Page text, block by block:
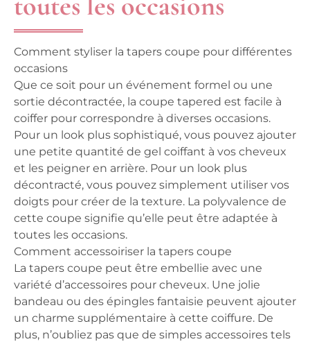
Comment styliser la tapers coupe pour différentes
occasions
Que ce soit pour un événement formel ou une
sortie décontractée, la coupe tapered est facile à
coiffer pour correspondre à diverses occasions.
Pour un look plus sophistiqué, vous pouvez ajouter
une petite quantité de gel coiffant à vos cheveux
et les peigner en arrière. Pour un look plus
décontracté, vous pouvez simplement utiliser vos
doigts pour créer de la texture. La polyvalence de
cette coupe signifie qu’elle peut être adaptée à
toutes les occasions.
Comment accessoiriser la tapers coupe
La tapers coupe peut être embellie avec une
variété d’accessoires pour cheveux. Une jolie
bandeau ou des épingles fantaisie peuvent ajouter
un charme supplémentaire à cette coiffure. De
plus, n’oubliez pas que de simples accessoires tels